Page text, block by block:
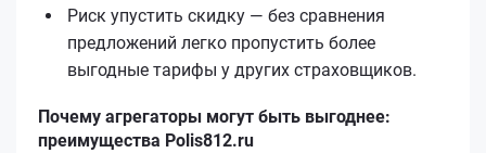
Риск упустить скидку — без сравнения
предложений легко пропустить более
выгодные тарифы у других страховщиков.
Почему агрегаторы могут быть выгоднее:
преимущества Polis812.ru